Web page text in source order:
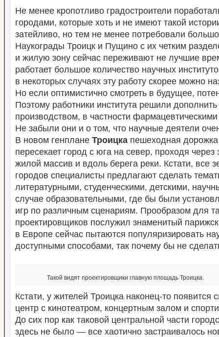
Не менее кропотливо градостроители
городами, которые хоть и не имеют такой
затейливо, но тем не менее потребовали
Наукограды Троицк и Пущино с их четким
и жилую зону сейчас переживают не лучшие
работает большое количество научных
в некоторых случаях эту работу скорее можно
Но если оптимистично смотреть в будущее,
Поэтому работники института решили дополнить
производством, в частности
Не забыли они и о том, что научные деятели
В новом генплане Троицка пешеходная дорожка
пересекает город с юга на север, проходя через
жилой массив и вдоль берега реки. Кстати, все
городов специалисты предлагают сделать
литературными, студенческими, детскими,
случае образовательными, где бы были
игр по различным сценариям. Прообразом для
проектировщиков послужил знаменитый
в Европе сейчас пытаются популяризировать
доступными способами, так почему бы не
Такой видят проектировщики главную площадь Троицка.
Кстати, у жителей Троицка наконец-то появится
центр с кинотеатром, концертным залом и
До сих пор как таковой центральной части
здесь не было — все хаотично застраивалось